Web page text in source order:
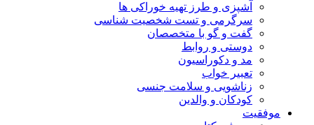
آشپزی و طرز تهیه خوراکی ها
سرگرمی و تست شخصیت شناسی
گفت و گو با متخصصان
دوستی و روابط
مد و دکوراسیون
تعبیر خواب
زناشویی و سلامت جنسی
کودکان و والدین
موفقیت